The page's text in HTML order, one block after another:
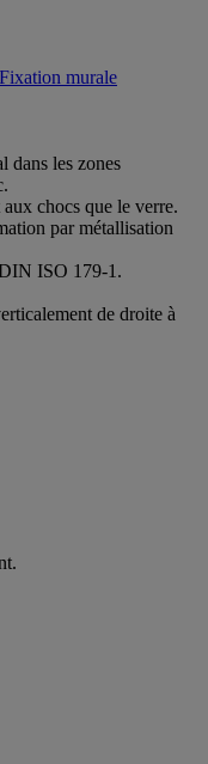
murale
dans les zones
chocs que le verre.
par métallisation
ISO 179-1.
de droite à